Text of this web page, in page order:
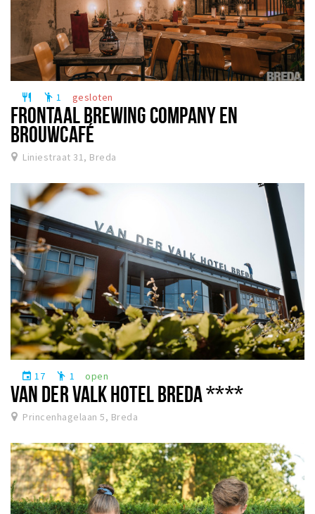
restaurant emoji_people 1 gesloten
FRONTAAL BREWING COMPANY EN
BROUWCAFÉ
Liniestraat 31, Breda
event 17 emoji_people 1 open
VAN DER VALK HOTEL BREDA ****
Princenhagelaan 5, Breda